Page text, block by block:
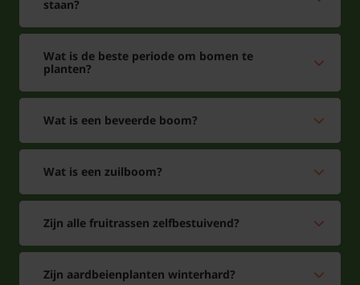
staan?
Wat is de beste periode om bomen te
planten?
Wat is een beveerde boom?
Wat is een zuilboom?
Zijn alle fruitrassen zelfbestuivend?
Zijn aardbeienplanten winterhard?